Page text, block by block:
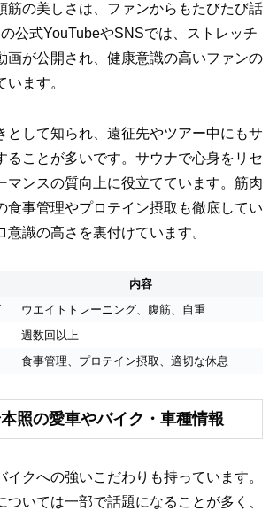
筋の美しさは、ファンからもたびたび話
公式YouTubeやSNSでは、ストレッチ
画が公開され、健康意識の高いファンの
います。
として知られ、遠征先やツアー中にもサ
ることが多いです。サウナで心身をリセ
マンスの質向上に役立てています。筋肉
食事管理やプロテイン摂取も徹底してい
意識の高さを裏付けています。
内容
ウエイトトレーニング、腹筋、自重
週数回以上
食事管理、プロテイン摂取、適切な休息
照の愛車やバイク・車種情報
イクへの強いこだわりも持っています。
ついては一部で話題になることが多く、